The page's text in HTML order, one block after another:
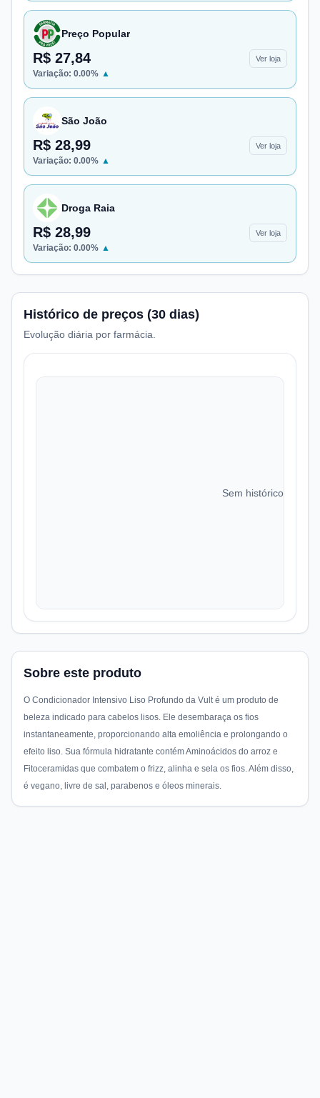
Preço Popular
R$ 27,84 Ver loja
Variação: 0.00% ▲
São João
R$ 28,99 Ver loja
Variação: 0.00% ▲
Droga Raia
R$ 28,99 Ver loja
Variação: 0.00% ▲
Histórico de preços (30 dias)
Evolução diária por farmácia.
Sem histórico de
Sobre este produto
O Condicionador Intensivo Liso Profundo da Vult é um produto de
beleza indicado para cabelos lisos. Ele desembaraça os fios
instantaneamente, proporcionando alta emoliência e prolongando o
efeito liso. Sua fórmula hidratante contém Aminoácidos do arroz e
Fitoceramidas que combatem o frizz, alinha e sela os fios. Além disso,
é vegano, livre de sal, parabenos e óleos minerais.